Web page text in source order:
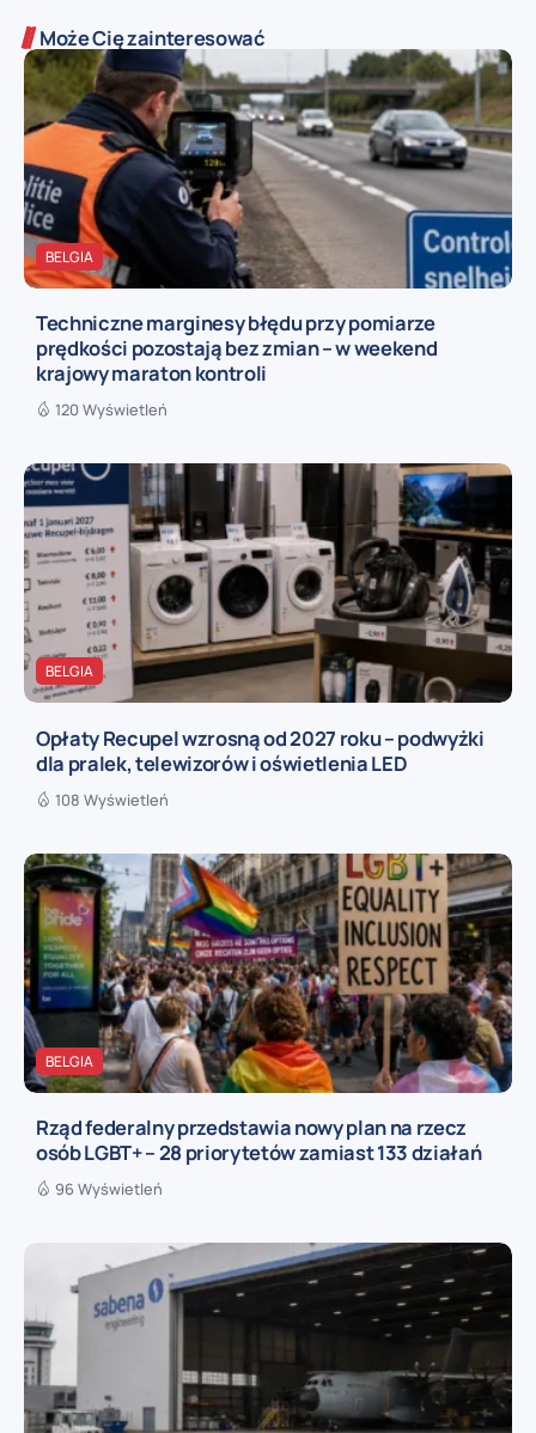
Może Cię zainteresować
BELGIA
Techniczne marginesy błędu przy pomiarze
prędkości pozostają bez zmian – w weekend
krajowy maraton kontroli
120 Wyświetleń
BELGIA
Opłaty Recupel wzrosną od 2027 roku – podwyżki
dla pralek, telewizorów i oświetlenia LED
108 Wyświetleń
BELGIA
Rząd federalny przedstawia nowy plan na rzecz
osób LGBT+ – 28 priorytetów zamiast 133 działań
96 Wyświetleń